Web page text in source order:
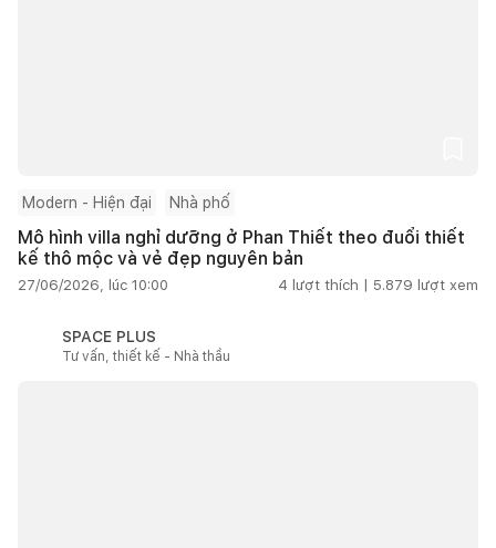
Modern - Hiện đại Nhà phố
Mô hình villa nghỉ dưỡng ở Phan Thiết theo đuổi thiết
kế thô mộc và vẻ đẹp nguyên bản
27/06/2026, lúc 10:00 4 lượt thích | 5.879 lượt xem
SPACE PLUS
Tư vấn, thiết kế - Nhà thầu